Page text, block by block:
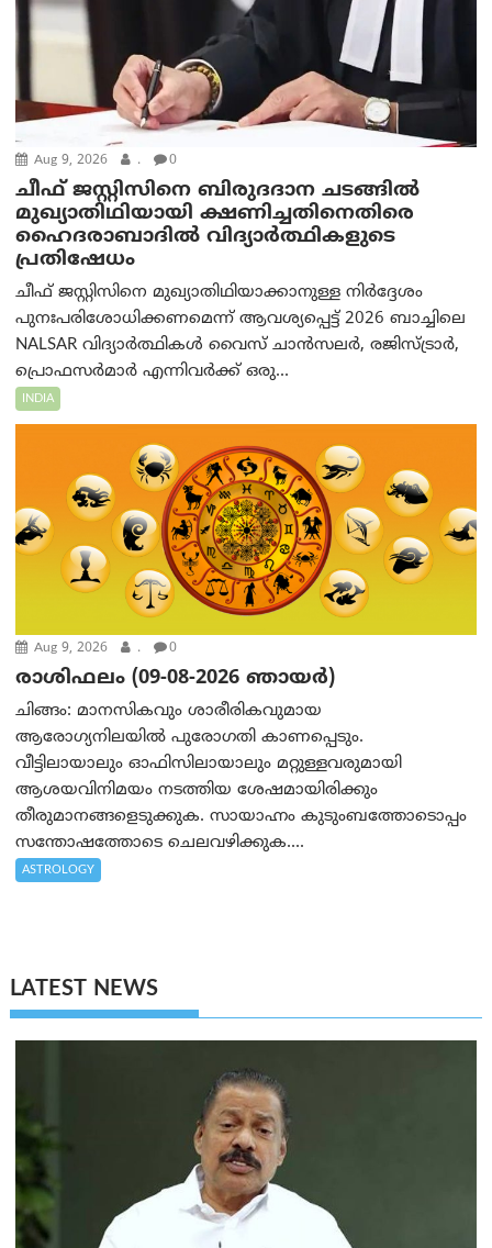
Aug 9, 2026 . 0
ചീഫ് ജസ്റ്റിസിനെ ബിരുദദാന ചടങ്ങില്‍
മുഖ്യാതിഥിയായി ക്ഷണിച്ചതിനെതിരെ
ഹൈദരാബാദില്‍ വിദ്യാർത്ഥികളുടെ
പ്രതിഷേധം
ചീഫ് ജസ്റ്റിസിനെ മുഖ്യാതിഥിയാക്കാനുള്ള നിർദ്ദേശം
പുനഃപരിശോധിക്കണമെന്ന് ആവശ്യപ്പെട്ട് 2026 ബാച്ചിലെ
NALSAR വിദ്യാർത്ഥികൾ വൈസ് ചാൻസലർ, രജിസ്ട്രാർ,
പ്രൊഫസർമാർ എന്നിവർക്ക് ഒരു...
INDIA
Aug 9, 2026 . 0
രാശിഫലം (09-08-2026 ഞായര്‍)
ചിങ്ങം: മാനസികവും ശാരീരികവുമായ
ആരോഗ്യനിലയിൽ പുരോഗതി കാണപ്പെടും.
വീട്ടിലായാലും ഓഫിസിലായാലും മറ്റുള്ളവരുമായി
ആശയവിനിമയം നടത്തിയ ശേഷമായിരിക്കും
തീരുമാനങ്ങളെടുക്കുക. സായാഹ്നം കുടുംബത്തോടൊപ്പം
സന്തോഷത്തോടെ ചെലവഴിക്കുക....
ASTROLOGY
LATEST NEWS